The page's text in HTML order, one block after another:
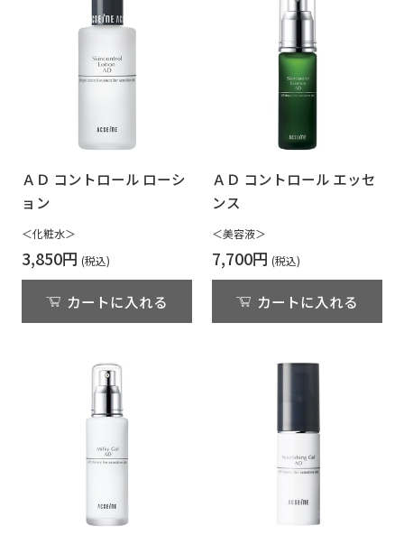
ＡＤ コントロール ローシ
ョン
＜化粧水＞
3,850円
カートに入れる
ＡＤ コントロール エッセ
ンス
＜美容液＞
7,700円
カートに入れる